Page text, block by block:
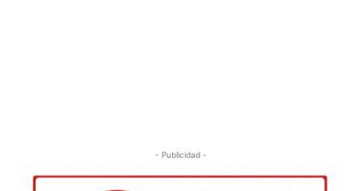
- Publicidad -